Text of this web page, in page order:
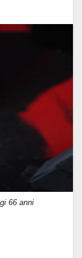
66 anni